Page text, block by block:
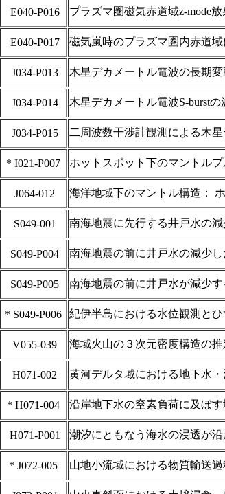
E040-P016 プラズマ圏磁気赤道域z-mode
E040-P017 磁気嵐時のプラズマ圏内赤道
J034-P013 木星デカメートル電波の長期
J034-P014 木星デカメートル電波S-burstの
J034-P015 二周波数干渉計観測による木
* I021-P007 ホットスポット下のマントル
J064-012 海洋地域下のマントル構造：
S049-001 南海地震に先行する井戸水の減
S049-P004 南海地震の前に井戸水の減少
S049-P005 南海地震の前に井戸水が減少
* S049-P006 紀伊半島における水位観測とひ
V055-039 海域火山の３次元密度構造の推
H071-002 黄河デルタ域における地下水
* H071-004 沿岸地下水の窒素負荷に及ぼ
H071-P001 潮汐にともなう海水の浸透が
* J072-005 山地小流域における物質輸送